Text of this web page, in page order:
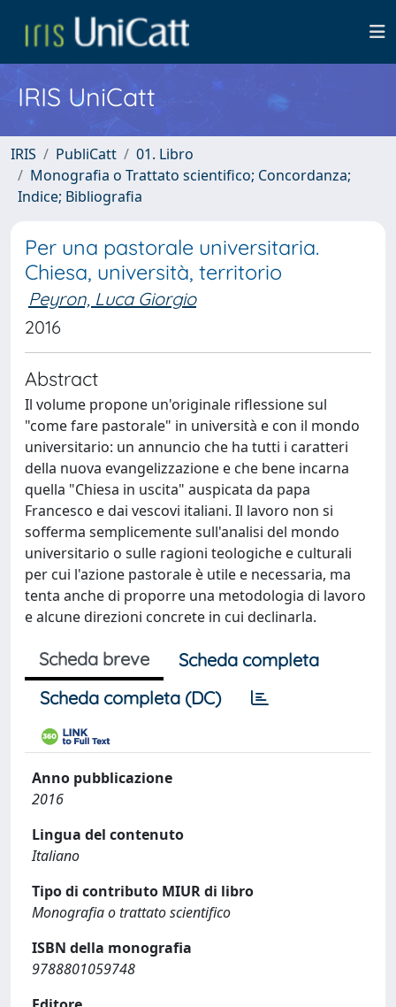
IRIS UniCatt
IRIS PubliCatt
01. Libro
Monografia o Trattato scientifico; Concordanza;
Indice; Bibliografia
Per una pastorale universitaria.
Chiesa, università, territorio
Peyron, Luca Giorgio
2016
Abstract
Il volume propone un'originale riflessione sul
"come fare pastorale" in università e con il mondo
universitario: un annuncio che ha tutti i caratteri
della nuova evangelizzazione e che bene incarna
quella "Chiesa in uscita" auspicata da papa
Francesco e dai vescovi italiani. Il lavoro non si
sofferma semplicemente sull'analisi del mondo
universitario o sulle ragioni teologiche e culturali
per cui l'azione pastorale è utile e necessaria, ma
tenta anche di proporre una metodologia di lavoro
e alcune direzioni concrete in cui declinarla.
Scheda breve
Scheda completa
Scheda completa (DC)
Anno pubblicazione
2016
Lingua del contenuto
Italiano
Tipo di contributo MIUR di libro
Monografia o trattato scientifico
ISBN della monografia
9788801059748